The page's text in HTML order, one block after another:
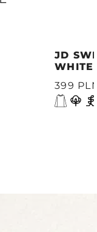
JD
WHITE
399